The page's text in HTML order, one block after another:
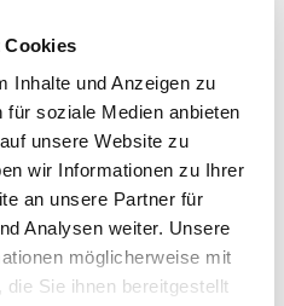
Cookies
Inhalte und Anzeigen zu
soziale Medien anbieten
unsere Website zu
wir Informationen zu Ihrer
an unsere Partner für
Analysen weiter. Unsere
möglicherweise mit
Sie ihnen bereitgestellt
entwickelt. Terminus ist auch
gemeldeter Abkalbungen
Tragezeit: 280,3 Geburtsverl.
4,6%
Gebrauchskreuzung
vom Mittelwert
1070
-2